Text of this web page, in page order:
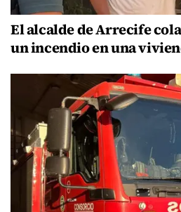
El alcalde de Arrecife
un incendio en una